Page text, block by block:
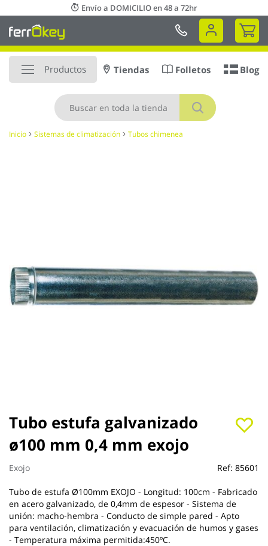
al
contenido
Envío a DOMICILIO en 48 a 72hr
Mi
Productos
Buscar
Tiendas Folletos Blog
Inicio Sistemas de climatización Tubos chimenea
Tubo estufa galvanizado
ø100 mm 0,4 mm exojo
Exojo Ref: 85601
Tubo de estufa Ø100mm EXOJO - Longitud: 100cm - Fabricado
en acero galvanizado, de 0,4mm de espesor - Sistema de
unión: macho-hembra - Conducto de simple pared - Apto
para ventilación, climatización y evacuación de humos y gases
- Temperatura máxima permitida:450ºC.
Saltar
al
comienzo
de
la
galería
de
imágenes